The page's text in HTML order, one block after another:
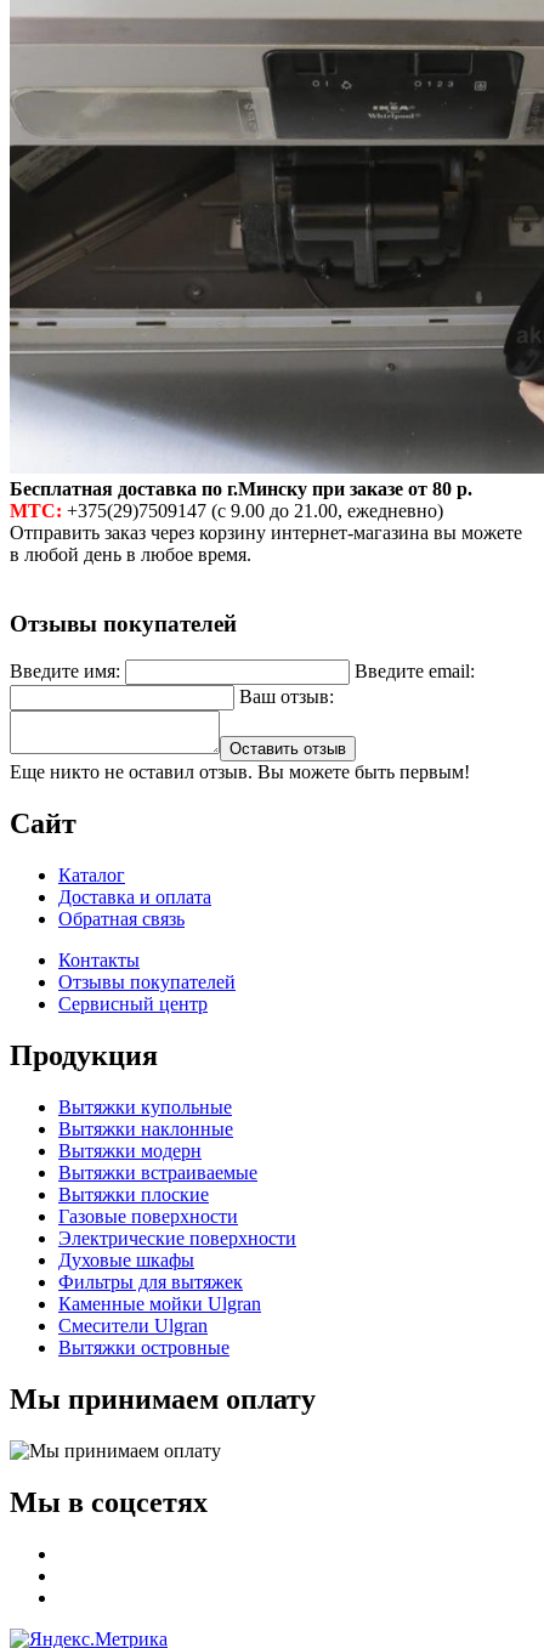
Бесплатная доставка по г.Минску при заказе от 80 р.
МТС: +375(29)7509147 (с 9.00 до 21.00, ежедневно)
Отправить заказ через корзину интернет-магазина вы можете
в любой день в любое время.
Отзывы покупателей
Введите имя:
Введите email:
Ваш отзыв:
Оставить отзыв
Еще никто не оставил отзыв. Вы можете быть первым!
Сайт
Каталог
Доставка и оплата
Обратная связь
Контакты
Отзывы покупателей
Сервисный центр
Продукция
Вытяжки купольные
Вытяжки наклонные
Вытяжки модерн
Вытяжки встраиваемые
Вытяжки плоские
Газовые поверхности
Электрические поверхности
Духовые шкафы
Фильтры для вытяжек
Каменные мойки Ulgran
Смесители Ulgran
Вытяжки островные
Мы принимаем оплату
Мы в соцсетях